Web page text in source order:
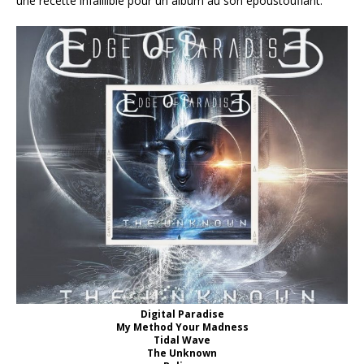
Digital Paradise
My Method Your Madness
Tidal Wave
The Unknown